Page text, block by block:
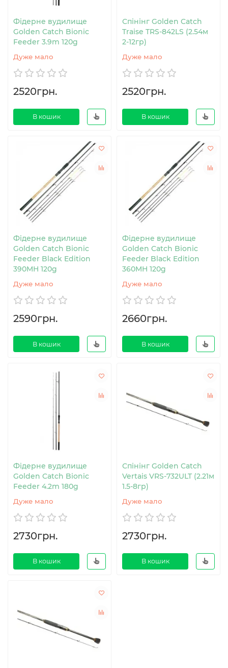
Фідерне вудилище
Golden Catch Bionic
Feeder 3.9m 120g
Дуже мало
2520грн.
В кошик
Спінінг Golden Catch
Traise TRS-842LS (2.54м
2-12гр)
Дуже мало
2520грн.
В кошик
Фідерне вудилище
Golden Catch Bionic
Feeder Black Edition
390MH 120g
Дуже мало
2590грн.
В кошик
Фідерне вудилище
Golden Catch Bionic
Feeder Black Edition
360MH 120g
Дуже мало
2660грн.
В кошик
Фідерне вудилище
Golden Catch Bionic
Feeder 4.2m 180g
Дуже мало
2730грн.
В кошик
Спінінг Golden Catch
Vertais VRS-732ULT (2.21м
1.5-8гр)
Дуже мало
2730грн.
В кошик